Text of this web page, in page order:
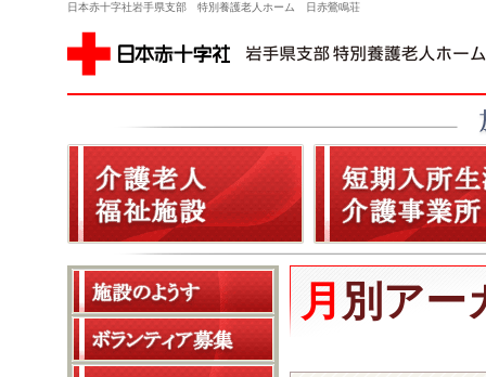
日本赤十字社岩手県支部 特別養護老人ホーム 日赤鶯鳴荘
月別ア